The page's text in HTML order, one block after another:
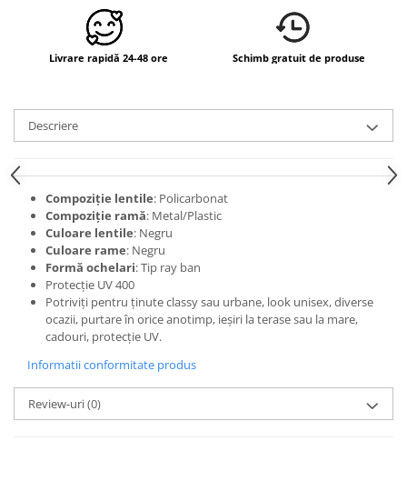
Livrare rapidă 24-48 ore Schimb gratuit de produse
Descriere
Compoziție lentile: Policarbonat
Compoziție ramă: Metal/Plastic
Culoare lentile: Negru
Culoare rame: Negru
Formă ochelari: Tip ray ban
Protecție UV 400
Potriviți pentru ținute classy sau urbane, look unisex, diverse
ocazii, purtare în orice anotimp, ieșiri la terase sau la mare,
cadouri, protecție UV.
Informatii conformitate produs
Review-uri(0)